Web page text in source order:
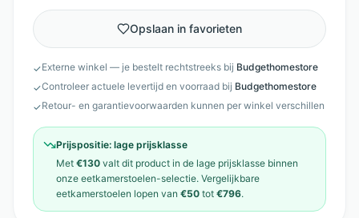
Opslaan in favorieten
✓Externe winkel — je bestelt rechtstreeks bij Budgethomestore
✓Controleer actuele levertijd en voorraad bij Budgethomestore
✓Retour- en garantievoorwaarden kunnen per winkel verschillen
Prijspositie: lage prijsklasse
Met €130 valt dit product in de lage prijsklasse binnen
onze eetkamerstoelen-selectie. Vergelijkbare
eetkamerstoelen lopen van €50 tot €796.